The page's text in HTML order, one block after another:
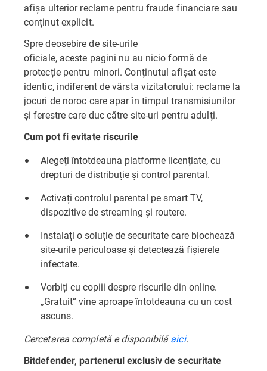
afișa ulterior reclame pentru fraude financiare sau
conținut explicit.
Spre deosebire de site-urile
oficiale, aceste pagini nu au nicio formă de
protecție pentru minori. Conținutul afișat este
identic, indiferent de vârsta vizitatorului: reclame la
jocuri de noroc care apar în timpul transmisiunilor
și ferestre care duc către site-uri pentru adulți.
Cum pot fi evitate riscurile
Alegeți întotdeauna platforme licențiate, cu
drepturi de distribuție și control parental.
Activați controlul parental pe smart TV,
dispozitive de streaming și routere.
Instalați o soluție de securitate care blochează
site-urile periculoase și detectează fișierele
infectate.
Vorbiți cu copiii despre riscurile din online.
„Gratuit” vine aproape întotdeauna cu un cost
ascuns.
Cercetarea completă e disponibilăaici.
Bitdefender, partenerul exclusiv de securitate